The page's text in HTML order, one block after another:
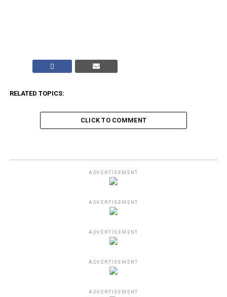
RELATED TOPICS:
CLICK TO COMMENT
ADVERTISEMENT
ADVERTISEMENT
ADVERTISEMENT
ADVERTISEMENT
ADVERTISEMENT